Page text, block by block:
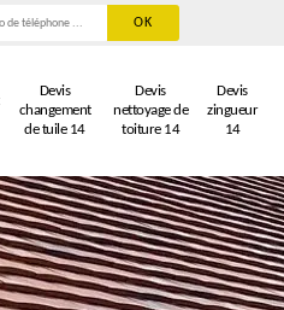
Devis
changement
de tuile 14
Devis
nettoyage de
toiture 14
Devis
zingueur
14